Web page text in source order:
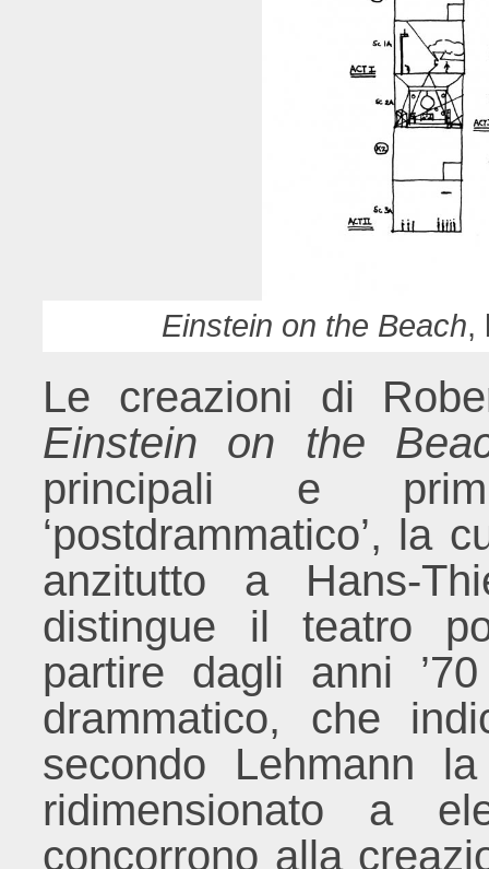
Einstein on the Beach,
Le creazioni di
Einstein on the
principali e
‘postdrammatico’, la
anzitutto a Hans-
distingue il teatro
partire dagli anni
drammatico, che
secondo Lehmann
ridimensionato a
concorrono alla